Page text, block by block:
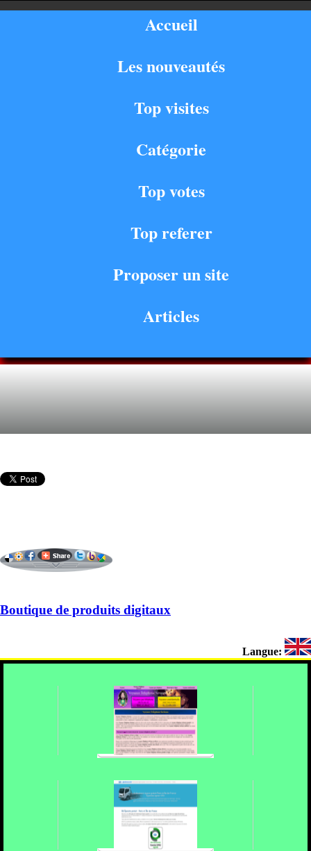
Accueil
Les nouveautés
Top visites
Catégorie
Top votes
Top referer
Proposer un site
Articles
Boutique de produits digitaux
Langue: